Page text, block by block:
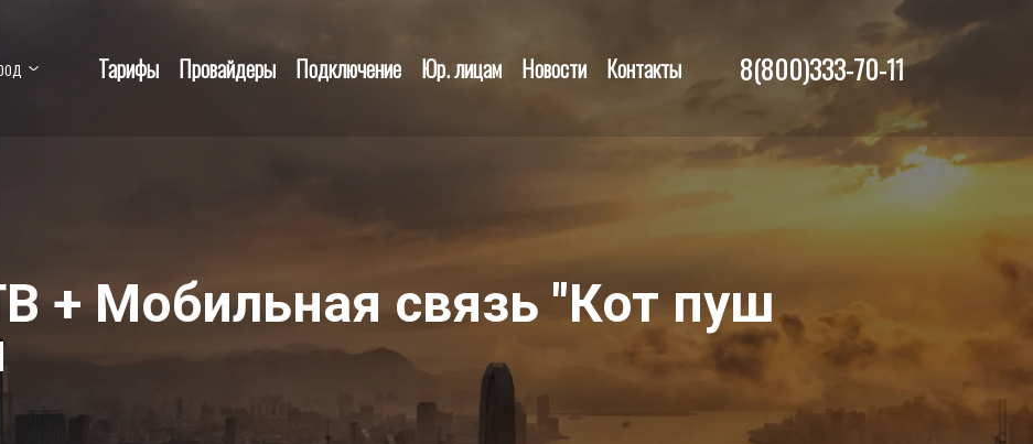
Тарифы Провайдеры Подключение Юр. лицам Новости Контакты 8(800)333-70-11
+ Мобильная связь "Кот пуш